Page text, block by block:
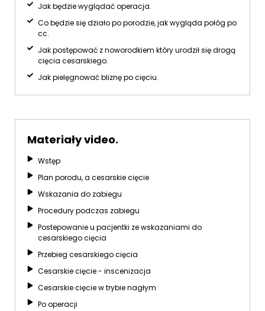
Jak będzie wyglądać operacja.
Co będzie się działo po porodzie, jak wygląda połóg po
cc.
Jak postępować z noworodkiem który urodził się drogą
cięcia cesarskiego.
Jak pielęgnować bliznę po cięciu.
Materiały video.
Wstęp
Plan porodu, a cesarskie cięcie
Wskazania do zabiegu
Procedury podczas zabiegu
Postepowanie u pacjentki ze wskazaniami do
cesarskiego cięcia
Przebieg cesarskiego cięcia
Cesarskie cięcie - inscenizacja
Cesarskie cięcie w trybie nagłym
Po operacji